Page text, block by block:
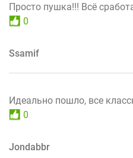
Просто пушка!!! Всё
0
Ssamif
Идеально пошло, все
0
Jondabbr